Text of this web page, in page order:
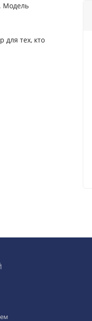
Модель
для тех, кто